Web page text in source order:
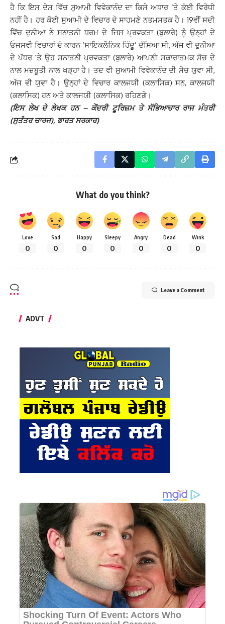
ਹੈ ਕਿ ਇਸ ਦੇਸ਼ ਵਿੱਚ ਸੁਆਮੀ ਵਿਵੇਕਾਨੰਦ ਦਾ ਕਿਸੇ ਅਧਾਰ ‘ਤੇ ਕੋਈ ਵਿਰੋਧੀ
ਨਹੀਂ ਹੈ। ਹਰ ਕੋਈ ਸੁਆਮੀ ਦੇ ਵਿਚਾਰ ਦੇ ਸਾਹਮਣੇ ਨਤਮਸਤਕ ਹੈ। 19ਵੀਂ ਸਦੀ
ਵਿੱਚ ਦੁਨੀਆ ਨੇ ਸਨਾਤਨੀ ਧਰਮ ਦੇ ਜਿਸ ਪ੍ਰਵਕਤਾ (ਬੁਲਾਰੇ) ਨੂੰ ਉਨ੍ਹਾਂ ਦੇ
ਓਜਸਵੀ ਵਿਚਾਰਾਂ ਦੇ ਕਾਰਨ ‘ਸਾਇਕਲੋਨਿਕ ਹਿੰਦੂ’ ਦੱਸਿਆ ਸੀ, ਅੱਜ ਵੀ ਦੁਨੀਆ
ਦੇ ਪੱਧਰ ‘ਤੇ ਉਹ ਸਨਾਤਨੀ ਪ੍ਰਵਕਤਾ (ਬੁਲਾਰੇ) ਆਪਣੀ ਸਕਾਰਾਤਮਕ ਸੋਚ ਦੇ
ਨਾਲ ਮਜ਼ਬੂਤੀ ਨਾਲ ਖੜ੍ਹਾ ਹੈ। ਤਦ ਵੀ ਸੁਆਮੀ ਵਿਵੇਕਾਨੰਦ ਦੀ ਸੋਚ ਯੁਵਾ ਸੀ,
ਅੱਜ ਵੀ ਯੁਵਾ ਹੈ। ਉਨ੍ਹਾਂ ਦੇ ਵਿਚਾਰ ਕਾਲਜਯੀ (ਕਲਾਸਿਕ) ਸਨ, ਕਾਲਜਯੀ
(ਕਲਾਸਿਕ) ਹਨ ਅਤੇ ਕਾਲਜਯੀ (ਕਲਾਸਿਕ) ਰਹਿਣਗੇ।
(ਇਸ ਲੇਖ ਦੇ ਲੇਖਕ ਹਨ – ਕੇਂਦਰੀ ਟੂਰਿਜ਼ਮ ਤੇ ਸੱਭਿਆਚਾਰ ਰਾਜ ਮੰਤਰੀ
(ਸੁਤੰਤਰ ਚਾਰਜ), ਭਾਰਤ ਸਰਕਾਰ)
What do you think?
Love
0
Sad
0
Happy
0
Sleepy
0
Angry
0
Dead
0
Wink
0
Leave a Comment
ADVT